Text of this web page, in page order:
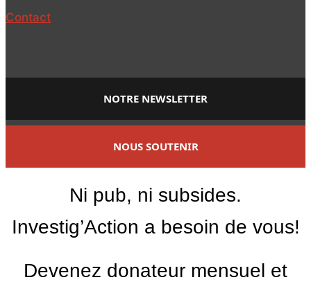
Contact
NOTRE NEWSLETTER
NOUS SOUTENIR
Ni pub, ni subsides.
Investig’Action a besoin de vous!
Devenez donateur mensuel et